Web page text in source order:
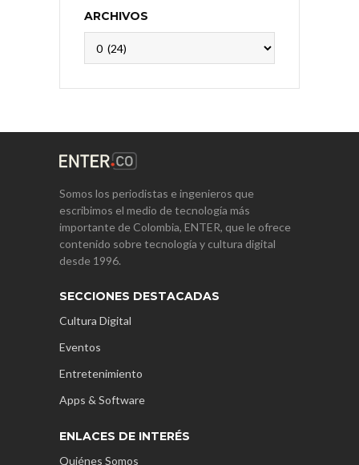
ARCHIVOS
Somos los periodistas e ingenieros que
escribimos el medio de tecnología más
importante de Colombia, ENTER, que le ofrece
contenido sobre tecnología y cultura digital
desde 1996.
SECCIONES DESTACADAS
Cultura Digital
Eventos
Entretenimiento
Apps & Software
ENLACES DE INTERÉS
Quiénes Somos